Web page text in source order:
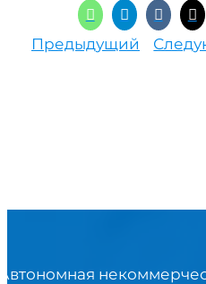
Предыдущий